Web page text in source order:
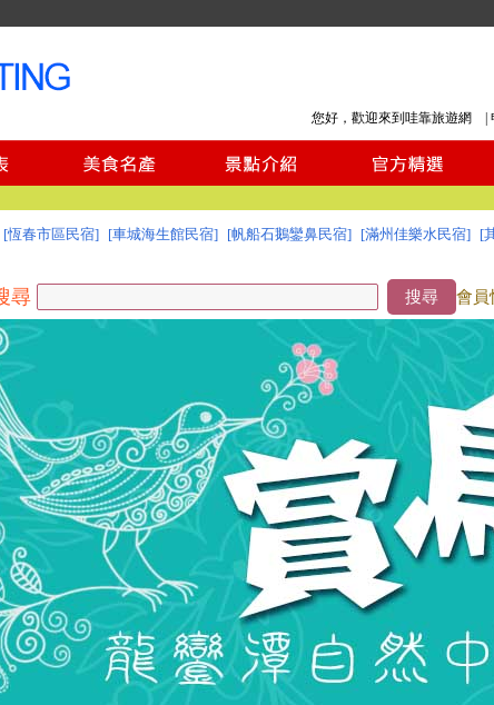
您好，歡迎來到哇靠旅遊網 |
[恆春市區民宿] [車城海生館民宿] [帆船石鵝鑾鼻民宿] [滿州佳樂水民宿] [
尋 搜尋 會員